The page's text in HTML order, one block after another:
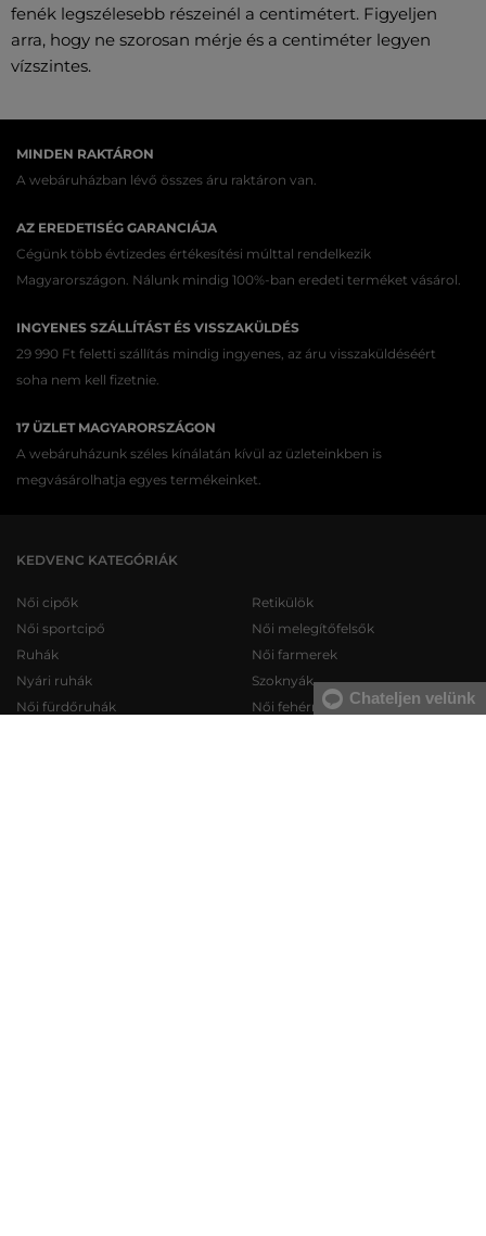
fenék legszélesebb részeinél a centimétert. Figyeljen
arra, hogy ne szorosan mérje és a centiméter legyen
vízszintes.
MINDEN RAKTÁRON
A webáruházban lévő összes áru raktáron van.
AZ EREDETISÉG GARANCIÁJA
Cégünk több évtizedes értékesítési múlttal rendelkezik
Magyarországon. Nálunk mindig 100%-ban eredeti terméket vásárol.
INGYENES SZÁLLÍTÁST ÉS VISSZAKÜLDÉS
29 990 Ft feletti szállítás mindig ingyenes, az áru visszaküldéséért
soha nem kell fizetnie.
17 ÜZLET MAGYARORSZÁGON
A webáruházunk széles kínálatán kívül az üzleteinkben is
megvásárolhatja egyes termékeinket.
KEDVENC KATEGÓRIÁK
Női cipők
Női sportcipő
Ruhák
Nyári ruhák
Női fürdőruhák
Retikülök
Női melegítőfelsők
Női farmerek
Szoknyák
Női fehérneműkChateljen velünk